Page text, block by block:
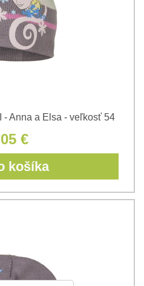
- Anna a Elsa - veľkosť 54
€
košíka